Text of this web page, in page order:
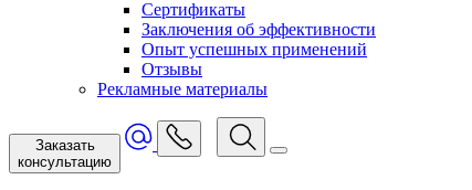
Сертификаты
Заключения об эффективности
Опыт успешных применений
Отзывы
Рекламные материалы
Заказать
консультацию